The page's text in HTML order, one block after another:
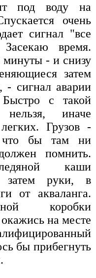
под воду на
очень
сигнал "все
время.
минуты - и снизу
затем
- сигнал аварии
с такой
иначе
Грузов -
что бы там ни
помнить.
каши
затем руки, в
от акваланга.
коробки
на месте
бы прибегнуть